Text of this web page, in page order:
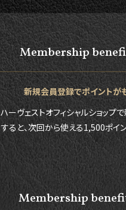
Membership
新規会員登録でポイントが
ハーヴェストオフィシャルショップ
すると、次回から使える1,500ポイン
Membership